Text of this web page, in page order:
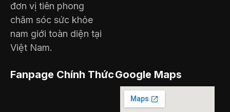
đơn vị tiên phong
chăm sóc sức khỏe
nam giới toàn diện tại
Việt Nam.
Fanpage Chính ThứcGoogle Maps